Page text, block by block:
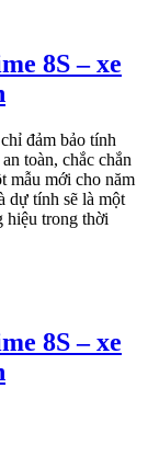
8S – xe
đảm bảo tính
toàn, chắc chắn
mẫu mới cho năm
dự tính sẽ là một
hiệu trong thời
8S – xe